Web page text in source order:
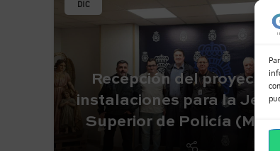
DIC
Recepción del proyecto
instalaciones para la
Superior de Policía